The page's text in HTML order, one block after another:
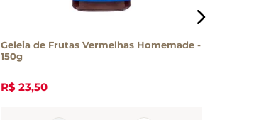
Geleia de Frutas Vermelhas Homemade -
150g
R$ 23,50